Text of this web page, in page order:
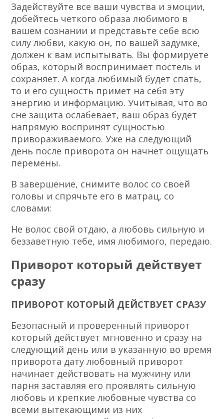
Задействуйте все ваши чувства и эмоции,
добейтесь четкого образа любимого в
вашем сознании и представьте себе всю
силу любви, какую он, по вашей задумке,
должен к вам испытывать. Вы формируете
образ, который воспринимает постель и
сохраняет. А когда любимый будет спать,
то и его сущность примет на себя эту
энергию и информацию. Учитывая, что во
сне защита ослабевает, ваш образ будет
напрямую воспринят сущностью
привораживаемого. Уже на следующий
день после приворота он начнет ощущать
перемены.
В завершение, снимите волос со своей
головы и спрячьте его в матрац, со
словами:
Не волос свой отдаю, а любовь сильную и
беззаветную тебе, имя любимого, передаю.
Приворот который действует
сразу
ПРИВОРОТ КОТОРЫЙ ДЕЙСТВУЕТ СРАЗУ
Безопасный и проверенный приворот
который действует мгновенно и сразу на
следующий день или в указанную во время
приворота дату любовный приворот
начинает действовать на мужчину или
парня заставляя его проявлять сильную
любовь и крепкие любовные чувства со
всеми вытекающими из них